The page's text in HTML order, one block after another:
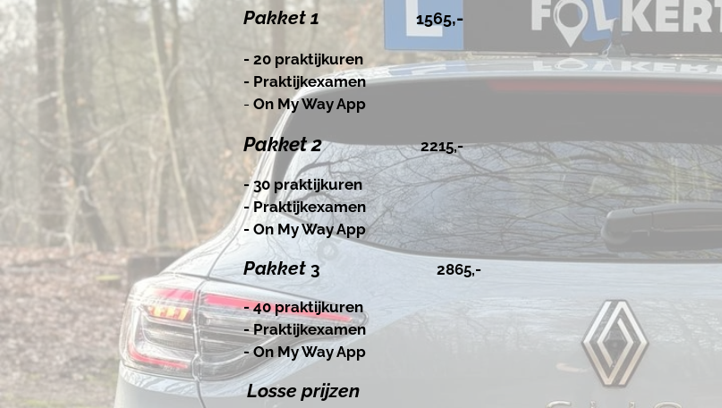
Pakket 1 1565,-
- 20 praktijkuren
- Praktijkexamen
- On My Way App
Pakket 22215,-
- 30 praktijkuren
- Praktijkexamen
- On My Way App
Pakket 3 2865,-
- 40 praktijkuren
- Praktijkexamen
- On My Way App
Losse prijzen